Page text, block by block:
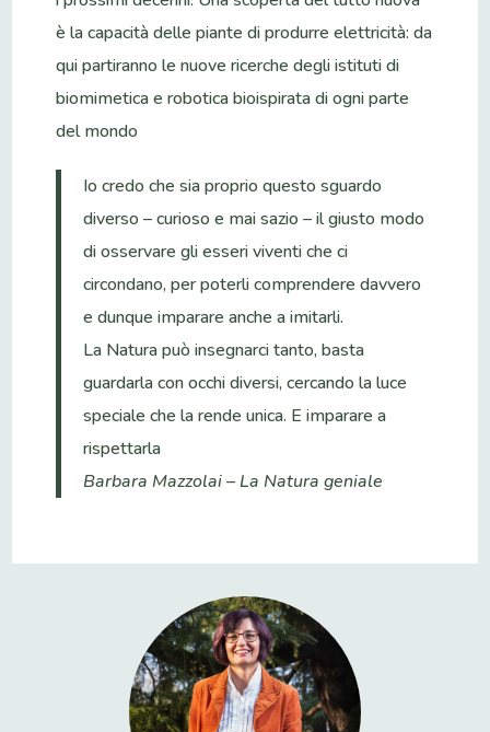
è la capacità delle piante di produrre elettricità: da
qui partiranno le nuove ricerche degli istituti di
biomimetica e robotica bioispirata di ogni parte
del mondo
Io credo che sia proprio questo sguardo
diverso – curioso e mai sazio – il giusto modo
di osservare gli esseri viventi che ci
circondano, per poterli comprendere davvero
e dunque imparare anche a imitarli.
La Natura può insegnarci tanto, basta
guardarla con occhi diversi, cercando la luce
speciale che la rende unica. E imparare a
rispettarla
Barbara Mazzolai – La Natura geniale